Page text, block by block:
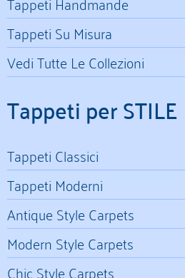
Tappeti Su Misura
Vedi Tutte Le Collezioni
Tappeti per STILE
Tappeti Classici
Tappeti Moderni
Antique Style Carpets
Modern Style Carpets
Chic Style Carpets